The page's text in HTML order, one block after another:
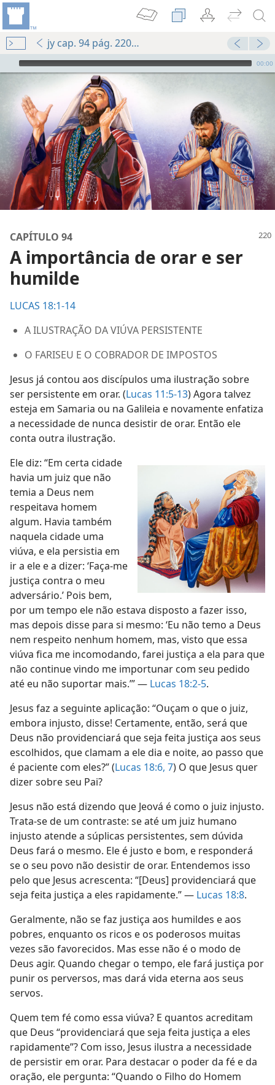
jy cap. 94 pág. 220-pág. 221 par. 3
Audio Player
00:00
CAPÍTULO 94
A importância de orar e ser
humilde
LUCAS 18:1-14
A ILUSTRAÇÃO DA VIÚVA PERSISTENTE
O FARISEU E O COBRADOR DE IMPOSTOS
Jesus já contou aos discípulos uma ilustração sobre
ser persistente em orar. (Lucas 11:5-13) Agora talvez
esteja em Samaria ou na Galileia e novamente enfatiza
a necessidade de nunca desistir de orar. Então ele
conta outra ilustração.
Ele diz: “Em certa cidade
havia um juiz que não
temia a Deus nem
respeitava homem
algum. Havia também
naquela cidade uma
viúva, e ela persistia em
ir a ele e a dizer: ‘Faça-me
justiça contra o meu
adversário.’ Pois bem,
por um tempo ele não estava disposto a fazer isso,
mas depois disse para si mesmo: ‘Eu não temo a Deus
nem respeito nenhum homem, mas, visto que essa
viúva fica me incomodando, farei justiça a ela para que
não continue vindo me importunar com seu pedido
até eu não suportar mais.’” — Lucas 18:2-5.
Jesus faz a seguinte aplicação: “Ouçam o que o juiz,
embora injusto, disse! Certamente, então, será que
Deus não providenciará que seja feita justiça aos seus
escolhidos, que clamam a ele dia e noite, ao passo que
é paciente com eles?” (Lucas 18:6, 7) O que Jesus quer
dizer sobre seu Pai?
Jesus não está dizendo que Jeová é como o juiz injusto.
Trata-se de um contraste: se até um juiz humano
injusto atende a súplicas persistentes, sem dúvida
Deus fará o mesmo. Ele é justo e bom, e responderá
se o seu povo não desistir de orar. Entendemos isso
pelo que Jesus acrescenta: “[Deus] providenciará que
seja feita justiça a eles rapidamente.” — Lucas 18:8.
Geralmente, não se faz justiça aos humildes e aos
pobres, enquanto os ricos e os poderosos muitas
vezes são favorecidos. Mas esse não é o modo de
Deus agir. Quando chegar o tempo, ele fará justiça por
punir os perversos, mas dará vida eterna aos seus
servos.
Quem tem fé como essa viúva? E quantos acreditam
que Deus “providenciará que seja feita justiça a eles
rapidamente”? Com isso, Jesus ilustra a necessidade
de persistir em orar. Para destacar o poder da fé e da
oração, ele pergunta: “Quando o Filho do Homem